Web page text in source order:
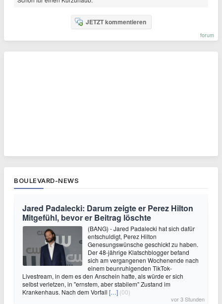
JETZT kommentieren
forum
BOULEVARD-NEWS
Jared Padalecki: Darum zeigte er Perez Hilton
Mitgefühl, bevor er Beitrag löschte
(BANG) - Jared Padalecki hat sich dafür
entschuldigt, Perez Hilton
Genesungswünsche geschickt zu haben.
Der 48-jährige Klatschblogger befand
sich am vergangenen Wochenende nach
einem beunruhigenden TikTok-
Livestream, in dem es den Anschein hatte, als würde er sich
selbst verletzen, in "ernstem, aber stabilem" Zustand im
Krankenhaus. Nach dem Vorfall […] (00)
vor 3 Stunden